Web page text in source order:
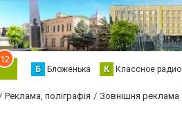
12
Б Бложенька К Классное радио
Реклама, поліграфія Зовнішня реклама